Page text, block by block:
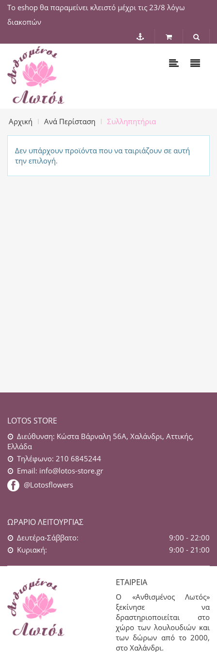
Το eshop θα παραμείνει κλειστό μέχρι τις 23/8 λόγω
διακοπών
Αρχική Ανά Περίσταση Συλληπητήρια
Δεν υπάρχουν προϊόντα που να ταιριάζουν σε αυτή
την επιλογή.
LOTOS STORE
Διεύθυνση: Κώστα Βάρναλη 56Α, Χαλάνδρι, Αττικής,
Ελλάδα
Τηλέφωνο: 210 6845244
Email: info@lotos-store.gr
@Lotosflowers
ΩΡΆΡΙΟ ΛΕΙΤΟΥΡΓΊΑΣ
Δευτέρα-Σάββατο:
9:00 - 22:00
Κυριακή:
9:00 - 21:00
ΕΤΑΙΡΕΊΑ
Ο «Ανθισμένος Λωτός»
ξεκίνησε να
δραστηριοποιείται στο
χώρο των λουλουδιών και
των δώρων από το 2000,
στο Χαλάνδρι.